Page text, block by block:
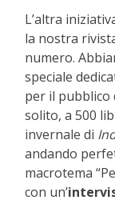
L’altra
la nostra
numero.
speciale
per il pubblico
solito, a 500
invernale di
andando
macrotema
con un’